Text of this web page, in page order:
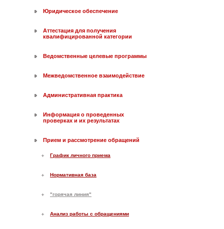
Юридическое обеспечение
Аттестация для получения
квалифицированной категории
Ведомственные целевые программы
Межведомственное взаимодействие
Административная практика
Информация о проведенных
проверках и их результатах
Прием и рассмотрение обращений
График личного приема
Нормативная база
"горячая линия"
Анализ работы с обращениями